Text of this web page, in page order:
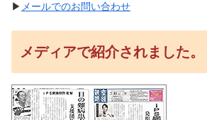
▶ メールでのお問い合わせ
メディアで紹介されました。